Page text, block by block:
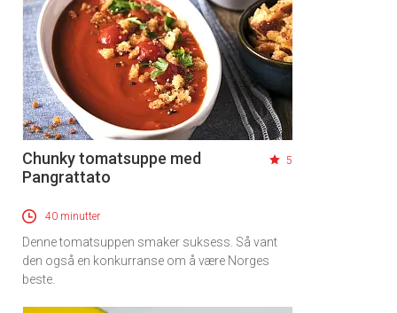
Chunky tomatsuppe med
Pangrattato
5
40 minutter
Denne tomatsuppen smaker suksess. Så vant
den også en konkurranse om å være Norges
beste.